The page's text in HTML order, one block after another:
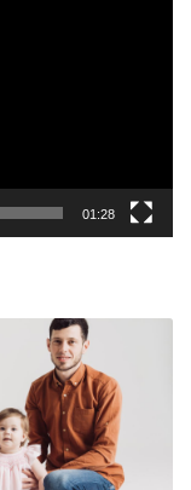
01:28